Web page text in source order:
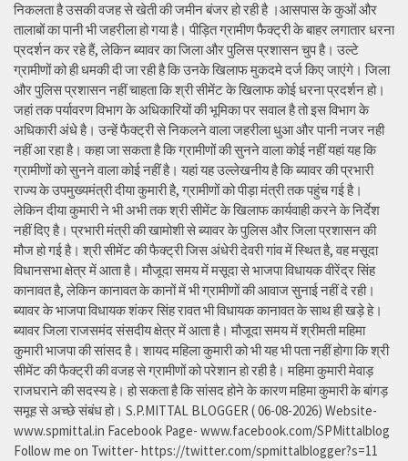
निकलता है उसकी वजह से खेती की जमीन बंजर हो रही है ।आसपास के कुओं और
तालाबों का पानी भी जहरीला हो गया है। पीड़ित ग्रामीण फैक्ट्री के बाहर लगातार धरना
प्रदर्शन कर रहे हैं, लेकिन ब्यावर का जिला और पुलिस प्रशासन चुप है। उल्टे
ग्रामीणों को ही धमकी दी जा रही है कि उनके खिलाफ मुकदमे दर्ज किए जाएंगे। जिला
और पुलिस प्रशासन नहीं चाहता कि श्री सीमेंट के खिलाफ कोई धरना प्रदर्शन हो।
जहां तक पर्यावरण विभाग के अधिकारियों की भूमिका पर सवाल है तो इस विभाग के
अधिकारी अंधे है। उन्हें फैक्ट्री से निकलने वाला जहरीला धुआ और पानी नजर नही
नहीं आ रहा है। कहा जा सकता है कि ग्रामीणों की सुनने वाला कोई नहीं यहां यह कि
ग्रामीणों को सुनने वाला कोई नहीं है। यहां यह उल्लेखनीय है कि ब्यावर की प्रभारी
राज्य के उपमुख्यमंत्री दीया कुमारी है, ग्रामीणों को पीड़ा मंत्री तक पहुंच गई है।
लेकिन दीया कुमारी ने भी अभी तक श्री सीमेंट के खिलाफ कार्यवाही करने के निर्देश
नहीं दिए है। प्रभारी मंत्री की खामोशी से ब्यावर के पुलिस और जिला प्रशासन की
मौज हो गई है। श्री सीमेंट की फैक्ट्री जिस अंधेरी देवरी गांव में स्थित है, वह मसूदा
विधानसभा क्षेत्र में आता है। मौजूदा समय में मसूदा से भाजपा विधायक वीरेंद्र सिंह
कानावत है, लेकिन कानावत के कानों में भी ग्रामीणों की आवाज सुनाई नहीं दे रही।
ब्यावर के भाजपा विधायक शंकर सिंह रावत भी विधायक कानावत के साथ ही खड़े हे।
ब्यावर जिला राजसमंद संसदीय क्षेत्र में आता है। मौजूदा समय में श्रीमती महिमा
कुमारी भाजपा की सांसद है। शायद महिला कुमारी को भी यह भी पता नहीं होगा कि श्री
सीमेंट की फैक्ट्री की वजह से ग्रामीणों को परेशान हो रही है। महिमा कुमारी मेवाड़
राजघराने की सदस्य हे। हो सकता है कि सांसद होने के कारण महिमा कुमारी के बांगड़
समूह से अच्छे संबंध हो। S.P.MITTAL BLOGGER ( 06-08-2026) Website-
www.spmittal.in Facebook Page- www.facebook.com/SPMittalblog
Follow me on Twitter- https://twitter.com/spmittalblogger?s=11